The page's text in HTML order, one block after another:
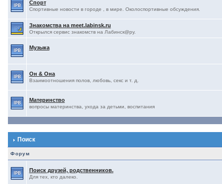
Спорт
Спортивные новости в городе , в мире. Околоспортивные обсуждения.
Знакомства на meet.labinsk.ru
Открылся сервис знакомств на Лабинск@ру.
Музыка
Он & Она
Взаимоотношения полов, любовь, секс и т. д.
Материнство
вопросы материнства, ухода за детьми, воспитания
Поиск
Форум
Поиск друзей, родственников.
Для тех, кто далеко.